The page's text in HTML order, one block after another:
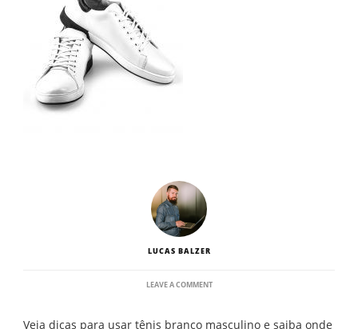
LUCAS BALZER
LEAVE A COMMENTON
SE
Veja dicas para usar tênis branco masculino e saiba onde